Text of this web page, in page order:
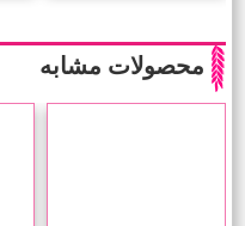
محصولات مشابه